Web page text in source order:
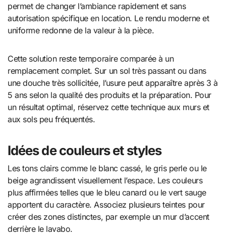
permet de changer l’ambiance rapidement et sans
autorisation spécifique en location. Le rendu moderne et
uniforme redonne de la valeur à la pièce.
Cette solution reste temporaire comparée à un
remplacement complet. Sur un sol très passant ou dans
une douche très sollicitée, l’usure peut apparaître après 3 à
5 ans selon la qualité des produits et la préparation. Pour
un résultat optimal, réservez cette technique aux murs et
aux sols peu fréquentés.
Idées de couleurs et styles
Les tons clairs comme le blanc cassé, le gris perle ou le
beige agrandissent visuellement l’espace. Les couleurs
plus affirmées telles que le bleu canard ou le vert sauge
apportent du caractère. Associez plusieurs teintes pour
créer des zones distinctes, par exemple un mur d’accent
derrière le lavabo.